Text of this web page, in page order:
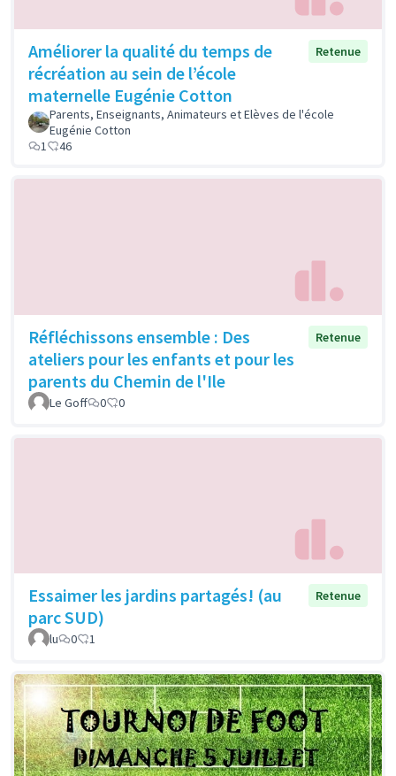
Améliorer la qualité du temps de
récréation au sein de l’école
maternelle Eugénie Cotton
Retenue
Parents, Enseignants, Animateurs et Elèves de l'école
Eugénie Cotton
1
46
Réfléchissons ensemble : Des
ateliers pour les enfants et pour les
parents du Chemin de l'Ile
Retenue
Le Goff 0 0
Essaimer les jardins partagés! (au
parc SUD)
Retenue
lu 0 1